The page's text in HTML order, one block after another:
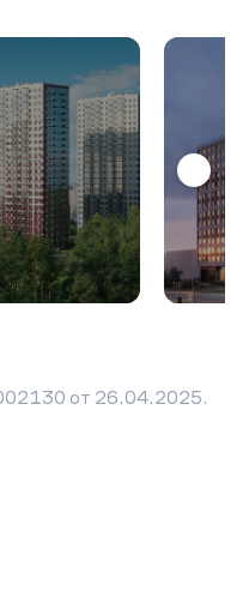
от 26.04.2025.